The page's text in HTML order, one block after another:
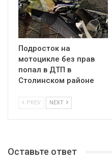
Подросток на
мотоцикле без прав
попал в ДТП в
Столинском районе
PREV NEXT
Оставьте ответ